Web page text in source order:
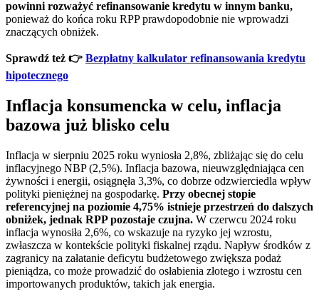
powinni rozważyć refinansowanie kredytu w innym banku,
ponieważ do końca roku RPP prawdopodobnie nie wprowadzi
znaczących obniżek.
Sprawdź też 👉 Bezpłatny kalkulator refinansowania kredytu
hipotecznego
Inflacja konsumencka w celu, inflacja
bazowa już blisko celu
Inflacja w sierpniu 2025 roku wyniosła 2,8%, zbliżając się do celu
inflacyjnego NBP (2,5%). Inflacja bazowa, nieuwzględniająca cen
żywności i energii, osiągnęła 3,3%, co dobrze odzwierciedla wpływ
polityki pieniężnej na gospodarkę. Przy obecnej stopie
referencyjnej na poziomie 4,75% istnieje przestrzeń do dalszych
obniżek, jednak RPP pozostaje czujna. W czerwcu 2024 roku
inflacja wynosiła 2,6%, co wskazuje na ryzyko jej wzrostu,
zwłaszcza w kontekście polityki fiskalnej rządu. Napływ środków z
zagranicy na załatanie deficytu budżetowego zwiększa podaż
pieniądza, co może prowadzić do osłabienia złotego i wzrostu cen
importowanych produktów, takich jak energia.